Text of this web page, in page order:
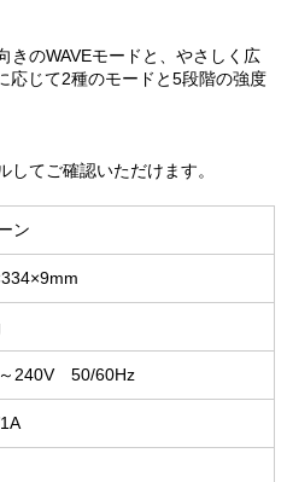
きのWAVEモードと、やさしく広
応じて2種のモードと5段階の強度
してご確認いただけます。
ン
240V 50/60Hz